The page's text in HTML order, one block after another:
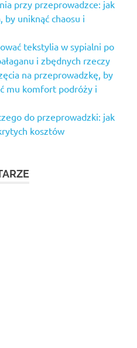
przy przeprowadzce: jak
by uniknąć chaosu i
tekstylia w sypialni po
i zbędnych rzeczy
na przeprowadzkę, by
mu komfort podróży i
do przeprowadzki: jak
kosztów